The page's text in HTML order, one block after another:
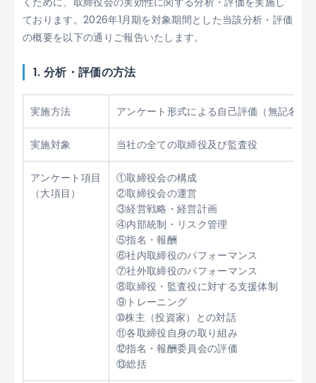
ております。2026年1月期を対象期間とした当該分析・評価
の概要を以下の通りご報告いたします。
1. 分析・評価の方法
実施方法 アンケート形式による自己評価（無記名式
実施対象 当社の全ての取締役及び監査役
アンケート項目
（大項目）
①取締役会の構成
②取締役会の運営
③経営戦略・経営計画
④内部統制・リスク管理
⑤指名・報酬
⑥社内取締役のパフォーマンス
⑦社外取締役のパフォーマンス
⑧取締役・監査役に対する支援体制
⑨トレーニング
➉株主（投資家）との対話
⑪各取締役自身の取り組み
⑫指名・報酬委員会の評価
⑬総括